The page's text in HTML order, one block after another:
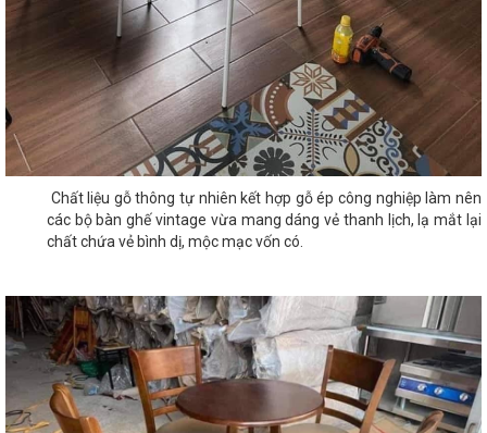
Chất liệu gỗ thông tự nhiên kết hợp gỗ ép công nghiệp làm nên
các bộ bàn ghế vintage vừa mang dáng vẻ thanh lịch, lạ mắt lại
chất chứa vẻ bình dị, mộc mạc vốn có.